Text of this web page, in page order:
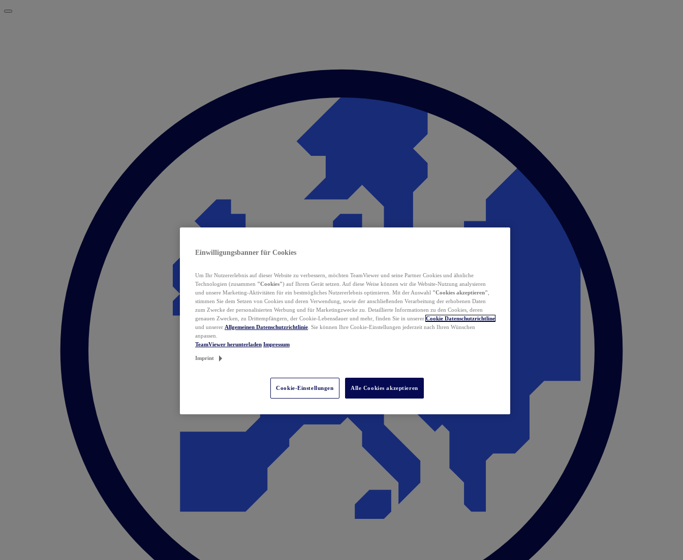
Einwilligungsbanner für Cookies
Um Ihr Nutzererlebnis auf dieser Website zu verbessern, möchten TeamViewer und seine Partner Cookies und ähnliche
Technologien (zusammen "Cookies") auf Ihrem Gerät setzen. Auf diese Weise können wir die Website-Nutzung analysieren
und unsere Marketing-Aktivitäten für ein bestmögliches Nutzererlebnis optimieren. Mit der Auswahl "Cookies akzeptieren"
stimmen Sie dem Setzen von Cookies und deren Verwendung, sowie der anschließenden Verarbeitung der erhobenen Daten
zum Zwecke der personalisierten Werbung und für Marketingzwecke zu. Detaillierte Informationen zu den Cookies, deren
genauen Zwecken, zu Drittempfängern, der Cookie-Lebensdauer und mehr, finden Sie in unserer Cookie Datenschutzrichtline
und unserer Allgemeinen Datenschutzrichtlinie . Sie können Ihre Cookie-Einstellungen jederzeit nach Ihren Wünschen
anpassen.
TeamViewer herunterladen Impressum
Imprint
Cookie-Einstellungen Alle Cookies akzeptieren